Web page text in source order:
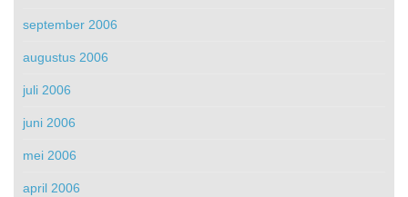
september 2006
augustus 2006
juli 2006
juni 2006
mei 2006
april 2006